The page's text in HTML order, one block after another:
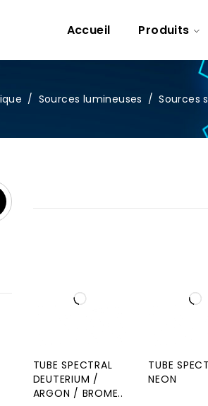
Accueil Produits
/ Sources lumineuses / Sources
TUBE SPECTRAL
DEUTERIUM /
ARGON / BROME..
TUBE
NEON